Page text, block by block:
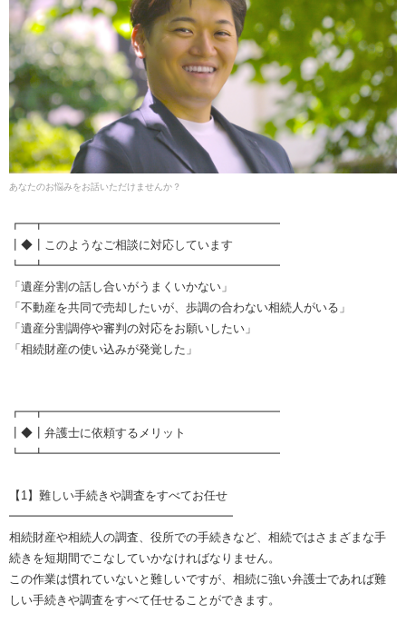
あなたのお悩みをお話いただけませんか？
┏━┳━━━━━━━━━━━━━━━━━━━━
┃◆┃このようなご相談に対応しています
┗━┻━━━━━━━━━━━━━━━━━━━━
「遺産分割の話し合いがうまくいかない」
「不動産を共同で売却したいが、歩調の合わない相続人がいる」
「遺産分割調停や審判の対応をお願いしたい」
「相続財産の使い込みが発覚した」
┏━┳━━━━━━━━━━━━━━━━━━━━
┃◆┃弁護士に依頼するメリット
┗━┻━━━━━━━━━━━━━━━━━━━━
【1】難しい手続きや調査をすべてお任せ
━━━━━━━━━━━━━━━━━━━
相続財産や相続人の調査、役所での手続きなど、相続ではさまざまな手
続きを短期間でこなしていかなければなりません。
この作業は慣れていないと難しいですが、相続に強い弁護士であれば難
しい手続きや調査をすべて任せることができます。